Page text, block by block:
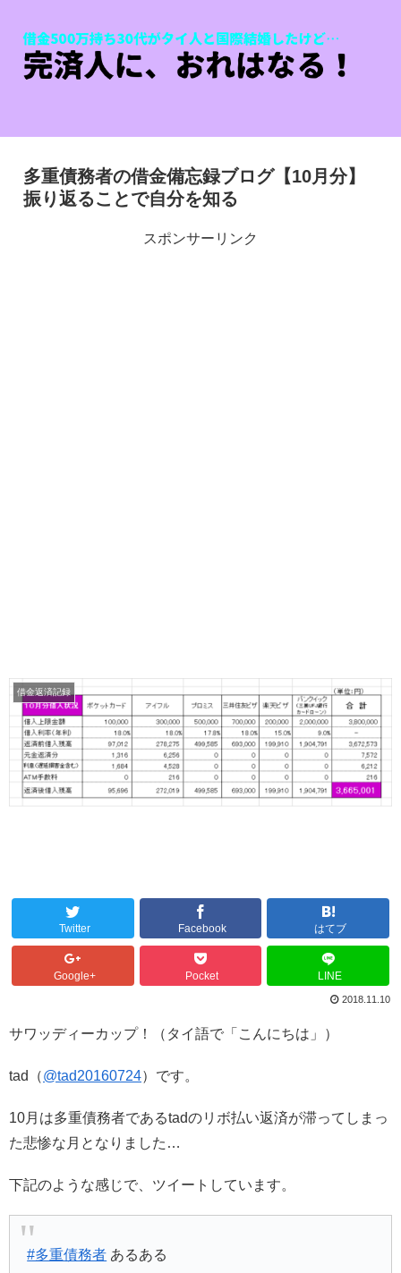
多重債務者の借金備忘録ブログ【10月分】
振り返ることで自分を知る
スポンサーリンク
借金返済記録
Twitter Facebook はてブ
Google+ Pocket LINE
2018.11.10
サワッディーカップ！（タイ語で「こんにちは」）
tad（@tad20160724）です。
10月は多重債務者であるtadのリボ払い返済が滞ってしまっ
た悲惨な月となりました…
下記のような感じで、ツイートしています。
#多重債務者 あるある